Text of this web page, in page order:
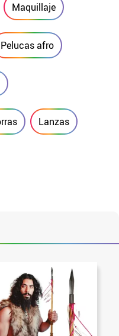
Maquillaje
Pelucas afro
Lanzas